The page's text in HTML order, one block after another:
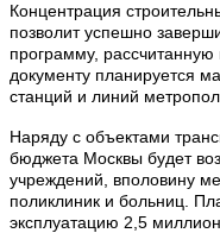
Концентрация
позволит успешно
программу,
документу планируется
станций и линий
Наряду с объектами
бюджета Москвы будет
учреждений, вполовину
поликлиник и больниц.
эксплуатацию 2,5